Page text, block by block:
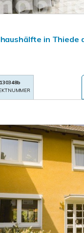
in Thiede
130348b